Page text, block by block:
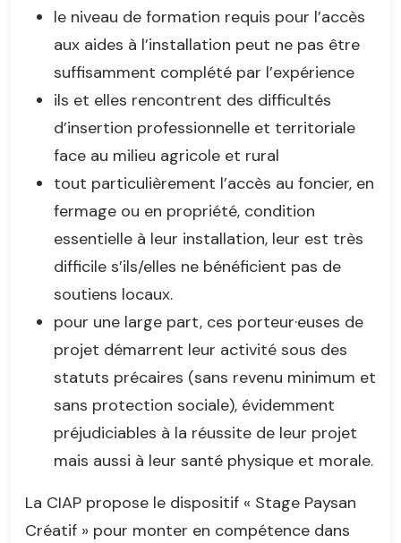
le niveau de formation requis pour l’accès
aux aides à l’installation peut ne pas être
suffisamment complété par l’expérience
ils et elles rencontrent des difficultés
d’insertion professionnelle et territoriale
face au milieu agricole et rural
tout particulièrement l’accès au foncier, en
fermage ou en propriété, condition
essentielle à leur installation, leur est très
difficile s’ils/elles ne bénéficient pas de
soutiens locaux.
pour une large part, ces porteur·euses de
projet démarrent leur activité sous des
statuts précaires (sans revenu minimum et
sans protection sociale), évidemment
préjudiciables à la réussite de leur projet
mais aussi à leur santé physique et morale.
La CIAP propose le dispositif « Stage Paysan
Créatif » pour monter en compétence dans